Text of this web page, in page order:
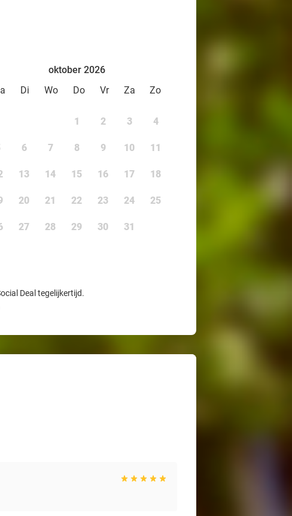
oktober 2026
Di Wo Do Vr Za Zo
1 2 3 4
6 7 8 9 10 11
13 14 15 16 17 18
20 21 22 23 24 25
27 28 29 30 31
Deal tegelijkertijd.